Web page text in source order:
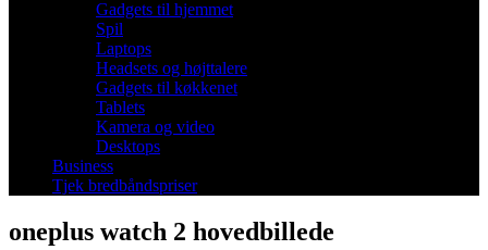
Gadgets til hjemmet
Spil
Laptops
Headsets og højttalere
Gadgets til køkkenet
Tablets
Kamera og video
Desktops
Business
Tjek bredbåndspriser
oneplus watch 2 hovedbillede